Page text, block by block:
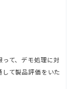
て、デモ処理に対
て製品評価をいた